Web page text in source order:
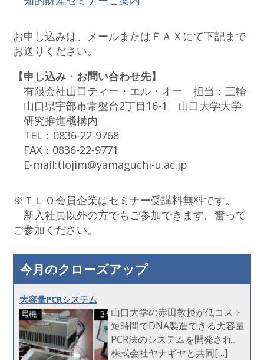
お申し込みは、メールまたはＦＡＸにて下記まで
お送りください。
【申し込み・お問い合わせ先】
有限会社山口ティー・エル・オー 担当：三輪
山口県宇部市常盤台2丁目16-1 山口大学大学
研究推進機構内
TEL：0836-22-9768
FAX：0836-22-9771
E-mail:tlojim@yamaguchi-u.ac.jp
※ＴＬＯ会員企業はセミナー受講料無料です。
新入社員以外の方でもご参加できます。奮って
ご参加ください。
今月のクローズアップ
大容量PCRシステム
山口大学の赤田教授が低コスト
短時間でDNA製造できる大容量
PCR法のシステムを開発され、
株式会社ヤナギヤと共同[…]